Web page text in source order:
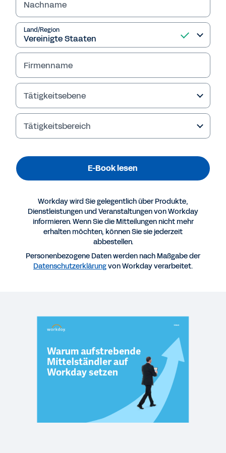
E-BOOK
setzen
Workday vs. Other Platforms
HCM Software
Warum eine starke Partnerschaft von CFO und
CIO im Mittelstand das Wachstum fördert
Nachname
Land/Region
Firmenname
Tätigkeitsebene
Tätigkeitsbereich
E-Book lesen
Workday wird Sie gelegentlich über Produkte,
Dienstleistungen und Veranstaltungen von Workday
informieren. Wenn Sie die Mitteilungen nicht mehr
erhalten möchten, können Sie sie jederzeit
abbestellen.
Personenbezogene Daten werden nach Maßgabe der
Datenschutzerklärungvon Workday verarbeitet.